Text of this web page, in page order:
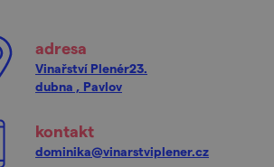
adresa
Vinařství Plenér23.
dubna , Pavlov
kontakt
dominika@vinarstviplener.cz